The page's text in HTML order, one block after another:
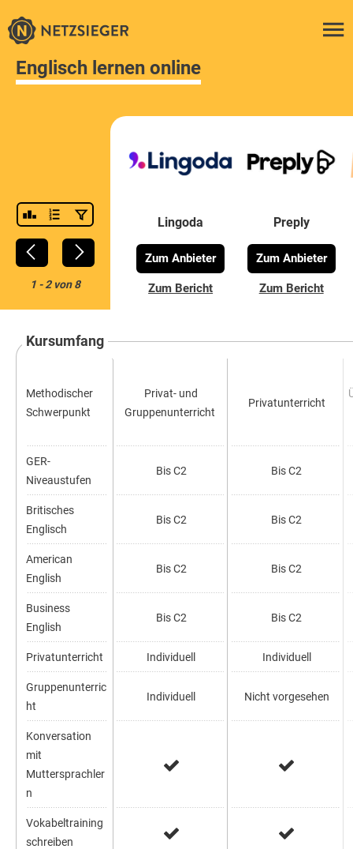
Englisch lernen online
1-2von8
Lingoda
Zum Anbieter
Zum Bericht
Preply
Zum Anbieter
Zum Bericht
Kursumfang
Methodischer
Schwerpunkt
GER-
Niveaustufen
Britisches
Englisch
American
English
Business
English
Privatunterricht
Gruppenunterric
ht
Konversation
mit
Muttersprachler
n
Vokabeltraining
schreiben
Privat- und
Gruppenunterricht
Bis C2
Bis C2
Bis C2
Bis C2
Individuell
Individuell
Privatunterricht
Bis C2
Bis C2
Bis C2
Bis C2
Individuell
Nicht vorgesehen